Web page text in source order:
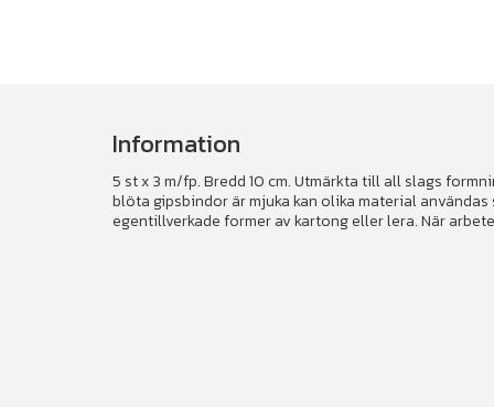
Information
5 st x 3 m/fp. Bredd 10 cm. Utmärkta till all slags
blöta gipsbindor är mjuka kan olika material
egentillverkade former av kartong eller lera. När